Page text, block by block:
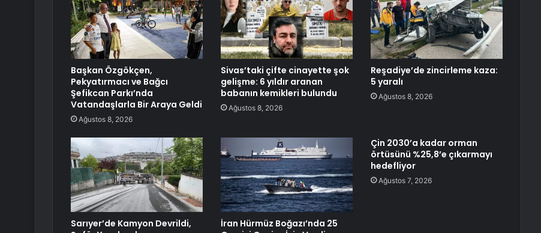
Başkan Özgökçen,
Pekyatırmacı ve Bağcı
Şefikcan Parkı’nda
Vatandaşlarla Bir Araya Geldi
Ağustos 8, 2026
Sivas’taki çifte cinayette şok
gelişme: 6 yıldır aranan
babanın kemikleri bulundu
Ağustos 8, 2026
Reşadiye’de zincirleme kaza:
5 yaralı
Ağustos 8, 2026
Sarıyer’de Kamyon Devrildi,
İran Hürmüz Boğazı’nda 25
Çin 2030’a kadar orman
örtüsünü %25,8’e çıkarmayı
hedefliyor
Ağustos 7, 2026